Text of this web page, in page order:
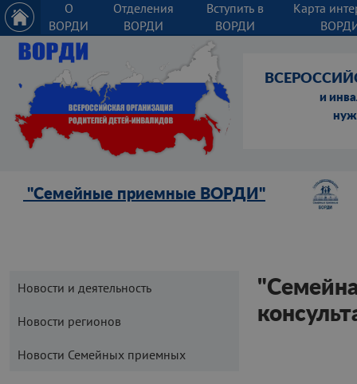
О
ВОРДИ
Отделения
ВОРДИ
Вступить в
ВОРДИ
Карта
и
"Семейные приемные ВОРДИ"
Новости и деятельность
Новости регионов
Новости Семейных приемных